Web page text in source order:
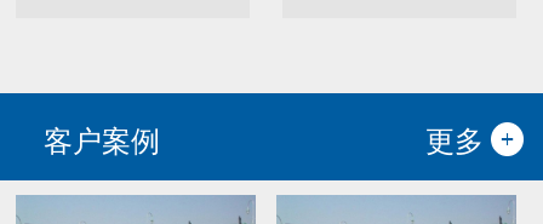
客户案例 更多